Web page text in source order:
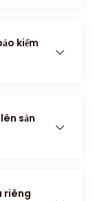
kiểm
sản
riêng